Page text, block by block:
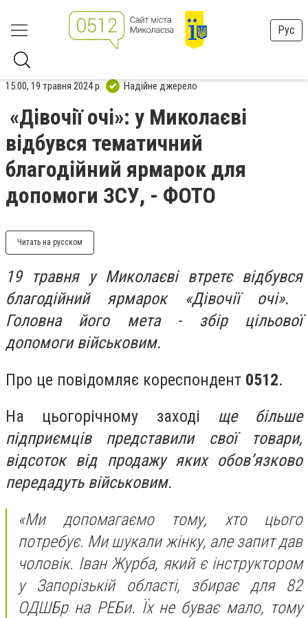
Рус
15:00, 19 травня 2024 р. Надійне джерело
«Дівочії очі»: у Миколаєві
відбувся тематичний
благодійний ярмарок для
допомоги ЗСУ, - ФОТО
Читать на русском
19 травня у Миколаєві втретє відбувся
благодійний ярмарок «Дівочії очі».
Головна йогомета - збір цільової
допомоги військовим.
Про це повідомляє кореспондент 0512.
На цьогорічному заході ще більше
підприємців представилисвої товари,
відсоток від продажу яких обов’язково
передадуть військовим.
«Ми допомагаємо тому, хто цього
потребує. Ми шукали жінку, але запит дав
чоловік. Іван Журба, який є інструктором
у Запорізькій області, збирає для 82
ОДШБр на РЕБи. Їх не буває мало, тому